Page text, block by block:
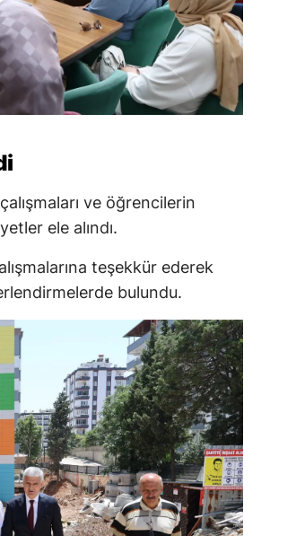
ve öğrencilerin
ele alındı.
teşekkür ederek
bulundu.